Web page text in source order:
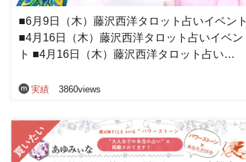
■6月9日（木）藤沢西洋タロット占いイベント
■4月16日（木）藤沢西洋タロット占いイベン
ト ■4月16日（木）藤沢西洋タロット占い…
実績 3860views